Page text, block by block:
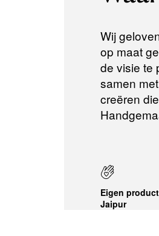
Wij
op maat
de visie te
samen
creëren
Eigen
Jaipur